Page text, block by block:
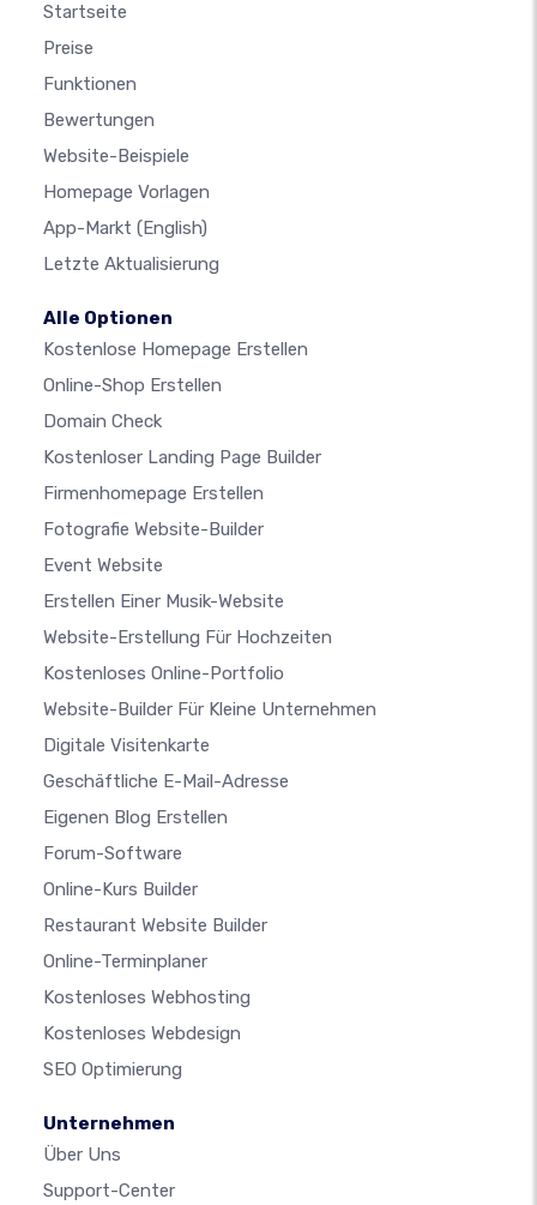
Startseite
Preise
Funktionen
Bewertungen
Website-Beispiele
Homepage Vorlagen
App-Markt (English)
Letzte Aktualisierung
Alle Optionen
Kostenlose Homepage Erstellen
Online-Shop Erstellen
Domain Check
Kostenloser Landing Page Builder
Firmenhomepage Erstellen
Fotografie Website-Builder
Event Website
Erstellen Einer Musik-Website
Website-Erstellung Für Hochzeiten
Kostenloses Online-Portfolio
Website-Builder Für Kleine Unternehmen
Digitale Visitenkarte
Geschäftliche E-Mail-Adresse
Eigenen Blog Erstellen
Forum-Software
Online-Kurs Builder
Restaurant Website Builder
Online-Terminplaner
Kostenloses Webhosting
Kostenloses Webdesign
SEO Optimierung
Unternehmen
Über Uns
Support-Center